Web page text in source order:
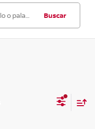
Buscar